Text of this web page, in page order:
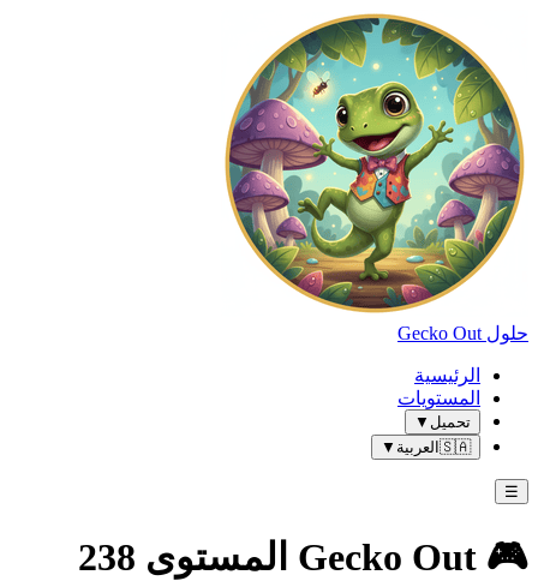
حلول Gecko Out
الرئيسية
المستويات
تحميل ▼
🇸🇦 العربية ▼
☰
🎮 Gecko Out المستوى 238